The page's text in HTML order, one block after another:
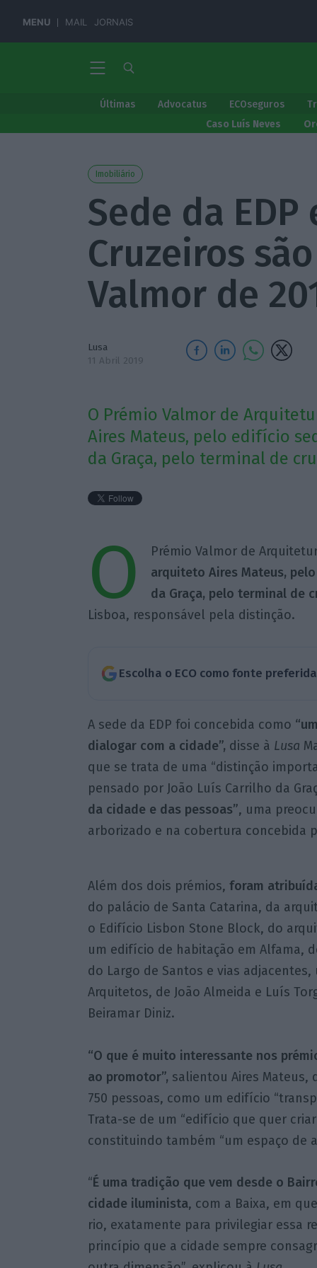
MENU MAIL JORNAIS
Últimas Advocatus ECOseguros
Caso Luís Neves
Imobiliário
Sede da
Cruzeiros
Valmor de
Lusa
11 Abril 2019
O Prémio Valmor de
Aires Mateus, pelo edifício
da Graça, pelo terminal de
O
Prémio Valmor de
arquiteto Aires Mateus,
da Graça, pelo terminal de
Lisboa, responsável pela distinção.
Escolha o ECO como fonte
A sede da EDP foi concebida como
dialogar com a cidade”, disse à Lusa
que se trata de uma “distinção
pensado por João Luís Carrilho da
da cidade e das pessoas”, uma
arborizado e na cobertura concebida
Além dos dois prémios, foram
do palácio de Santa Catarina, da
o Edifício Lisbon Stone Block, do
um edifício de habitação em Alfama,
do Largo de Santos e vias
Arquitetos, de João Almeida e Luís
Beiramar Diniz.
“O que é muito interessante nos
ao promotor”, salientou Aires Mateus,
750 pessoas, como um edifício
Trata-se de um “edifício que quer
constituindo também “um espaço de
“É uma tradição que vem desde o
cidade iluminista, com a Baixa, em
rio, exatamente para privilegiar essa
princípio que a cidade sempre